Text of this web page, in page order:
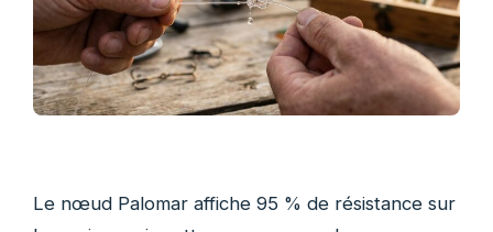
Le nœud Palomar affiche 95 % de résistance sur